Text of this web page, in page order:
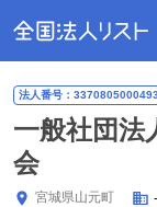
法人番号：3370805000493
一般社団法
会
宮城県山元町 -